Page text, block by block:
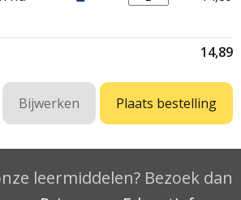
14,89
leermiddelen? Bezoek dan